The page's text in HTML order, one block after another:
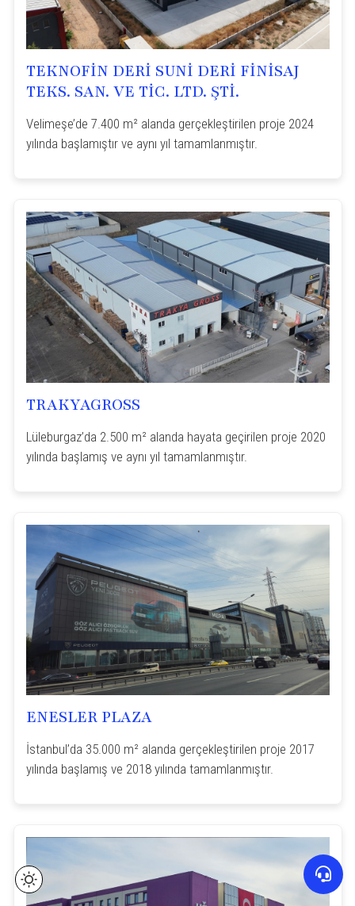
TEKNOFİN DERİ SUNİ DERİ FİNİSAJ
TEKS. SAN. VE TİC. LTD. ŞTİ.
Velimeşe’de 7.400 m² alanda gerçekleştirilen proje 2024
yılında başlamıştır ve aynı yıl tamamlanmıştır.
TRAKYAGROSS
Lüleburgaz’da 2.500 m² alanda hayata geçirilen proje 2020
yılında başlamış ve aynı yıl tamamlanmıştır.
ENESLER PLAZA
İstanbul’da 35.000 m² alanda gerçekleştirilen proje 2017
yılında başlamış ve 2018 yılında tamamlanmıştır.